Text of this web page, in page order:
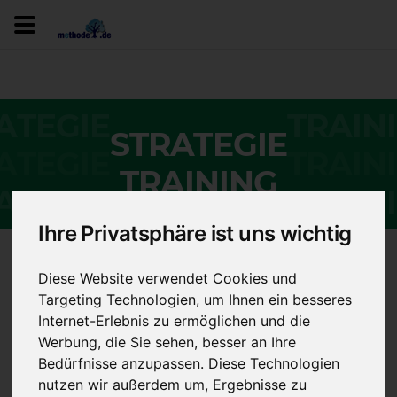
Ihre Privatsphäre ist uns wichtig
Diese Website verwendet Cookies und
Targeting Technologien, um Ihnen ein besseres
Internet-Erlebnis zu ermöglichen und die
Werbung, die Sie sehen, besser an Ihre
Bedürfnisse anzupassen. Diese Technologien
nutzen wir außerdem um, Ergebnisse zu
STRATEGIE
TRAINING
15-Tage Strategietraining
- Startseite